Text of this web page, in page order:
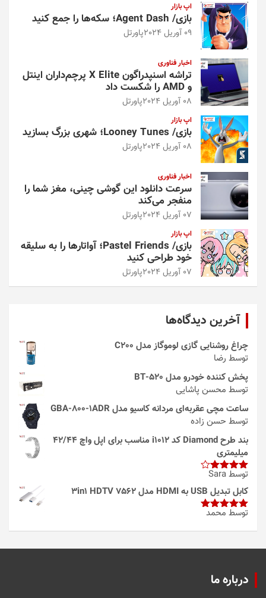
اپ بازار
بازی/ Agent Dash؛ سکه‌ها را جمع کنید
09 آوریل 2024 پاورتل
اخبار فناوری
تراشه اسنپدراگون X Elite پرچم‌داران اینتل
و AMD را شکست داد
08 آوریل 2024 پاورتل
اپ بازار
بازی/ Looney Tunes؛ شهری بزرگ بسازید
08 آوریل 2024 پاورتل
اخبار فناوری
سرعت دانلود این گوشی چینی، مغز شما را
منفجر می‌کند
07 آوریل 2024 پاورتل
اپ بازار
بازی/ Pastel Friends؛ آواتارها را به سلیقه
خود طراحی کنید
07 آوریل 2024 پاورتل
آخرین دیدگاه‌ها
چراغ روشنایی گازی لوموگاز مدل C200
توسط رضا
پخش کننده خودرو مدل 520-BT
توسط محسن پاشایی
ساعت مچی عقربه‌ای مردانه کاسیو مدل GBA-800-1ADR
توسط حسن زاده
بند طرح Diamond کد i1012 مناسب برای اپل واچ 42/44
میلیمتری
امتیاز4
از 5
توسط Sara
کابل تبدیل USB به HDMI مدل 3in1 HDTV 7562
امتیاز5از
توسط محمد
درباره ما